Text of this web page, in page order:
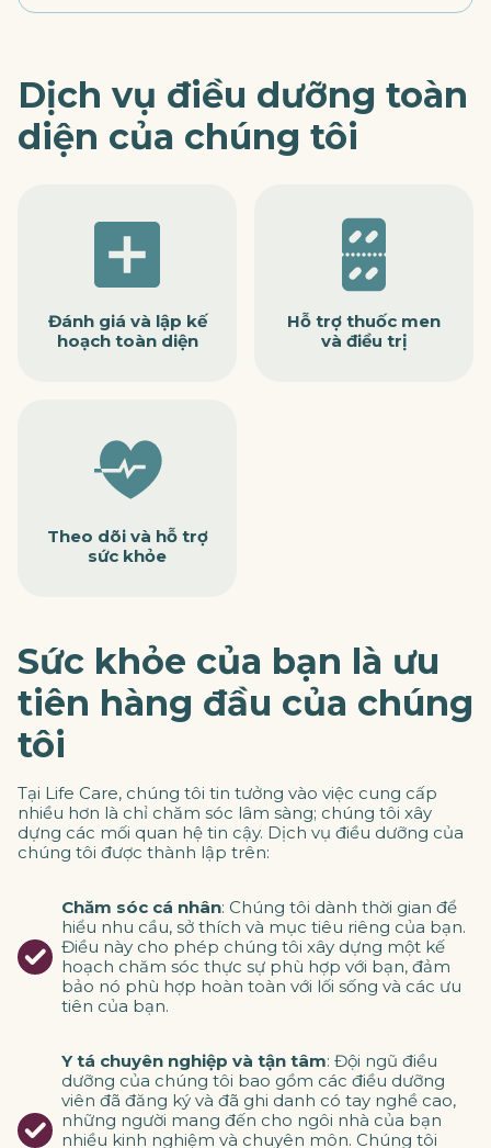
Dịch vụ điều dưỡng toàn
diện của chúng tôi
Đánh giá và lập kế
hoạch toàn diện
Hỗ trợ thuốc men
và điều trị
Theo dõi và hỗ trợ
sức khỏe
Sức khỏe của bạn là ưu
tiên hàng đầu của chúng
tôi
Tại Life Care, chúng tôi tin tưởng vào việc cung cấp
nhiều hơn là chỉ chăm sóc lâm sàng; chúng tôi xây
dựng các mối quan hệ tin cậy. Dịch vụ điều dưỡng của
chúng tôi được thành lập trên:
Chăm sóc cá nhân: Chúng tôi dành thời gian để
hiểu nhu cầu, sở thích và mục tiêu riêng của bạn.
Điều này cho phép chúng tôi xây dựng một kế
hoạch chăm sóc thực sự phù hợp với bạn, đảm
bảo nó phù hợp hoàn toàn với lối sống và các ưu
tiên của bạn.
Y tá chuyên nghiệp và tận tâm: Đội ngũ điều
dưỡng của chúng tôi bao gồm các điều dưỡng
viên đã đăng ký và đã ghi danh có tay nghề cao,
những người mang đến cho ngôi nhà của bạn
nhiều kinh nghiệm và chuyên môn. Chúng tôi